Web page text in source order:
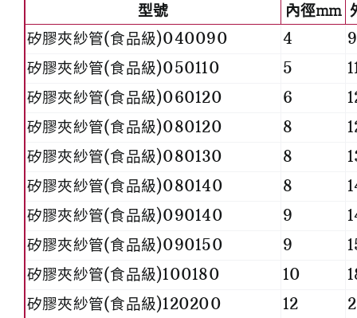
型號 內徑mm
矽膠夾紗管(食品級)040090
4
9
矽膠夾紗管(食品級)050110
5
矽膠夾紗管(食品級)060120
6
矽膠夾紗管(食品級)080120
8
矽膠夾紗管(食品級)080130
8
矽膠夾紗管(食品級)080140
8
矽膠夾紗管(食品級)090140
9
矽膠夾紗管(食品級)090150
9
矽膠夾紗管(食品級)100180
10
矽膠夾紗管(食品級)120200
12